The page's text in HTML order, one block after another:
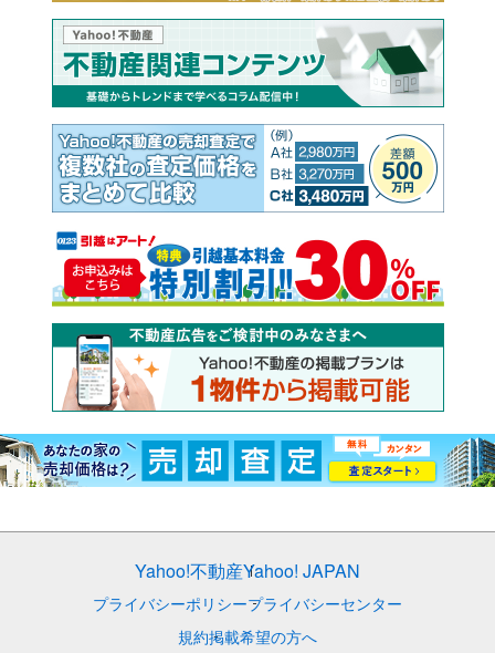
Yahoo!不動産Yahoo! JAPAN
プライバシーポリシープライバシーセンター
規約掲載希望の方へ